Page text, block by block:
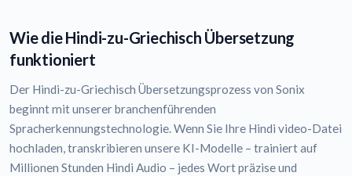
Wie die Hindi-zu-Griechisch Übersetzung
funktioniert
Der Hindi-zu-Griechisch Übersetzungsprozess von Sonix
beginnt mit unserer branchenführenden
Spracherkennungstechnologie. Wenn Sie Ihre Hindi video-Datei
hochladen, transkribieren unsere KI-Modelle – trainiert auf
Millionen Stunden Hindi Audio – jedes Wort präzise und